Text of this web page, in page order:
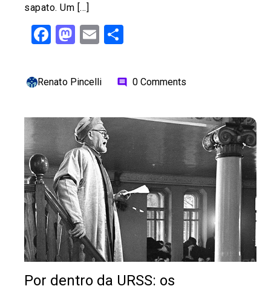
sapato. Um […]
Facebook
Mastodon
Email
Renato Pincelli comment 0 Comments
Por dentro da URSS: os